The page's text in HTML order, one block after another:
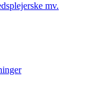
mv.